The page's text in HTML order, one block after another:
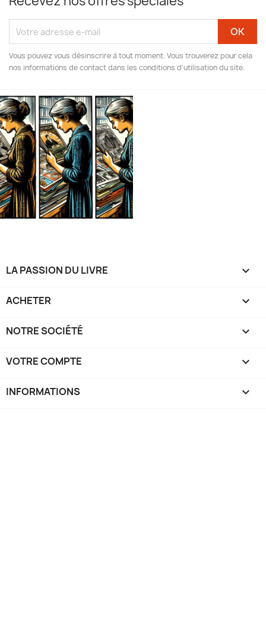
Vous pouvez vous désinscrire à tout moment. Vous trouverez pour cela
nos informations de contact dans les conditions d'utilisation du site.
LA PASSION DU LIVRE 
ACHETER 
NOTRE SOCIÉTÉ 
VOTRE COMPTE 
INFORMATIONS keyboard_arrow_down